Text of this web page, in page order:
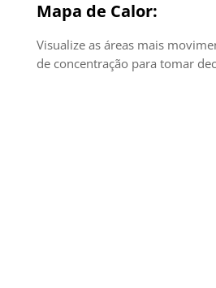
Mapa de Calor:
Visualize as áreas mais
de concentração para tomar